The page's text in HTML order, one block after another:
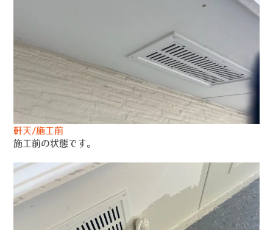
軒天/施工前
施工前の状態です。